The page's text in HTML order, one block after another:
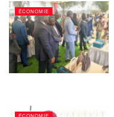
ÉCONOMIE
ÉCONOMIE